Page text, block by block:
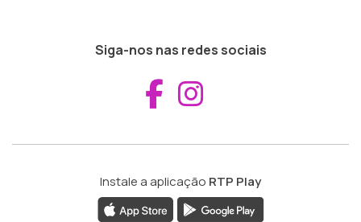
Siga-nos nas redes sociais
Aceder ao
Instale a aplicação RTP Play